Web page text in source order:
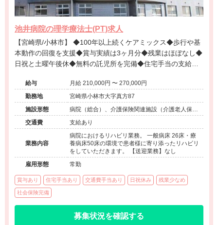
池井病院の理学療法士(PT)求人
【宮崎県/小林市】 ◆100年以上続くケアミックス◆歩行や基
本動作の回復を支援◆賞与実績は3ヶ月分◆残業はほぼなし◆
日祝と土曜午後休◆無料の託児所を完備◆住宅手当の支給◆
給与
月給 210,000円 〜 270,000円
勤務地
宮崎県小林市大字真方87
施設形態
病院（総合）、介護保険関連施設（介護老人保健
施設）
交通費 支給あり
業務内容
病院におけるリハビリ業務。 一般病床 26床・療
養病床50床の環境で患者様に寄り添ったリハビリ
をしていただきます。 【送迎業務】なし
雇用形態
常勤
賞与あり 住宅手当あり 交通費手当あり 日祝休み 残業少なめ
社会保険完備
募集状況を確認する